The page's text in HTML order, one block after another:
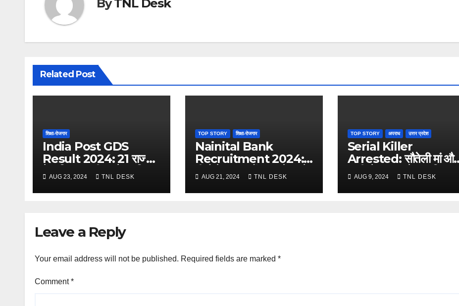
ByTNL Desk
Related Post
शिक्षा-रोजगार
India Post GDS
Result 2024: 21 राज्यों
के परिणाम जारी, आवेदन किया
था तो चेक कीजिये अपना नंबर
AUG 23, 2024 TNL DESK
TOP STORY शिक्षा-रोजगार
Nainital Bank
Recruitment 2024:
पीओ के 20 पदों पर आवेदन के
लिये बचे हैं 10 दिन
AUG 21, 2024 TNL DESK
TOP STORY अपराध उत्तर प्रदेश
Serial Killer
Arrested: सौतेली मां और
पत्नी से नफरत ने बना दिया
हत्यारा
AUG 9, 2024 TNL DESK
Leave a Reply
Your email address will not be published. Required fields are marked *
Comment*